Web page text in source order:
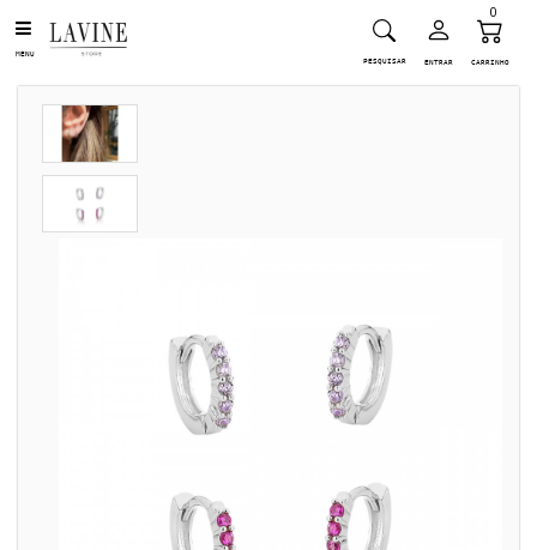
MENU
PESQUISAR ENTRAR CARRINHO
0